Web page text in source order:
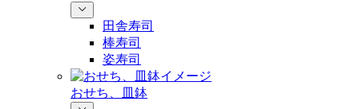
田舎寿司
棒寿司
姿寿司
おせち、皿鉢